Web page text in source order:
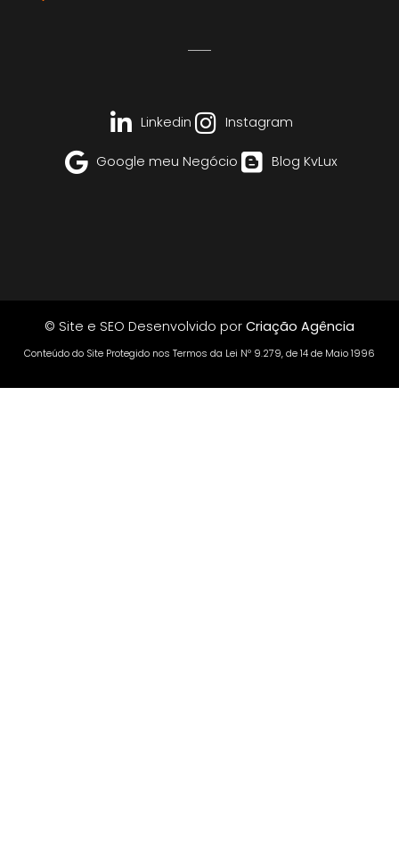
Linkedin Instagram
Google meu Negócio Blog KvLux
© Site e SEO Desenvolvido por Criação Agência
Conteúdo do Site Protegido nos Termos da Lei Nº 9.279, de 14 de Maio 1996